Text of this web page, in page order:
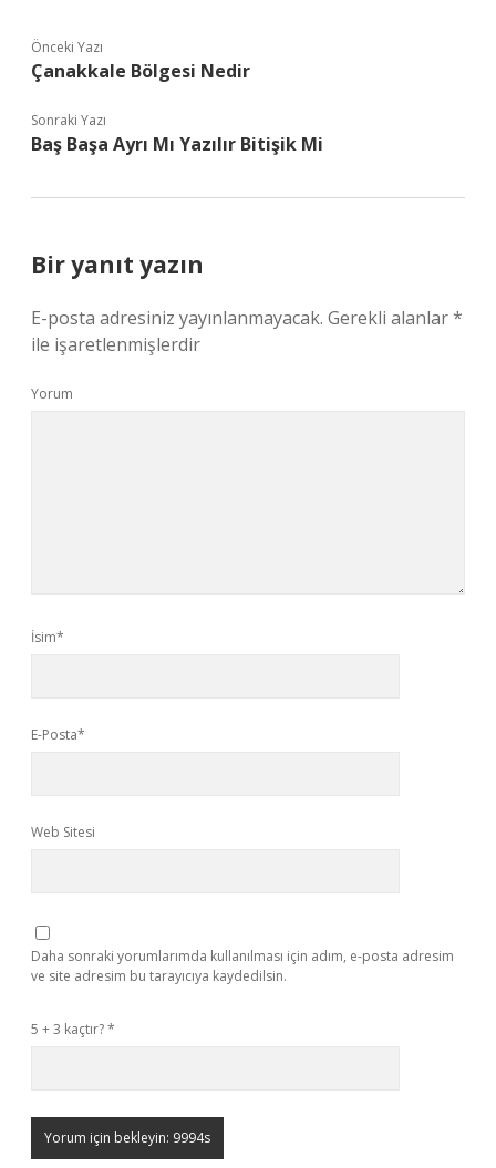
Önceki Yazı
Çanakkale Bölgesi Nedir
Sonraki Yazı
Baş Başa Ayrı Mı Yazılır Bitişik Mi
Bir yanıt yazın
E-posta adresiniz yayınlanmayacak. Gerekli alanlar*
ile işaretlenmişlerdir
Yorum
İsim*
E-Posta*
Web Sitesi
Daha sonraki yorumlarımda kullanılması için adım, e-posta adresim
ve site adresim bu tarayıcıya kaydedilsin.
5 + 3 kaçtır?*